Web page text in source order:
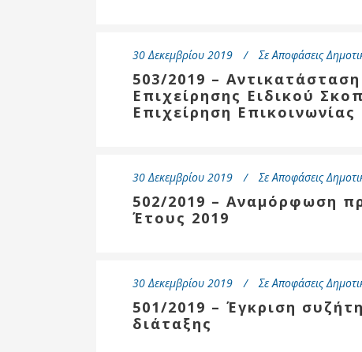
30 Δεκεμβρίου 2019 Σε Αποφάσεις
503/2019 –
Επιχείρησης Ειδικού
Επιχείρηση
30 Δεκεμβρίου 2019 Σε Αποφάσεις
502/2019 – Αναμόρφωση
Έτους 2019
30 Δεκεμβρίου 2019 Σε Αποφάσεις
501/2019 – Έγκριση
διάταξης